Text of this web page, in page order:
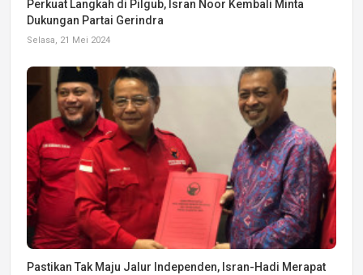
Perkuat Langkah di Pilgub, Isran Noor Kembali Minta
Dukungan Partai Gerindra
Selasa, 21 Mei 2024
Pastikan Tak Maju Jalur Independen, Isran-Hadi Merapat